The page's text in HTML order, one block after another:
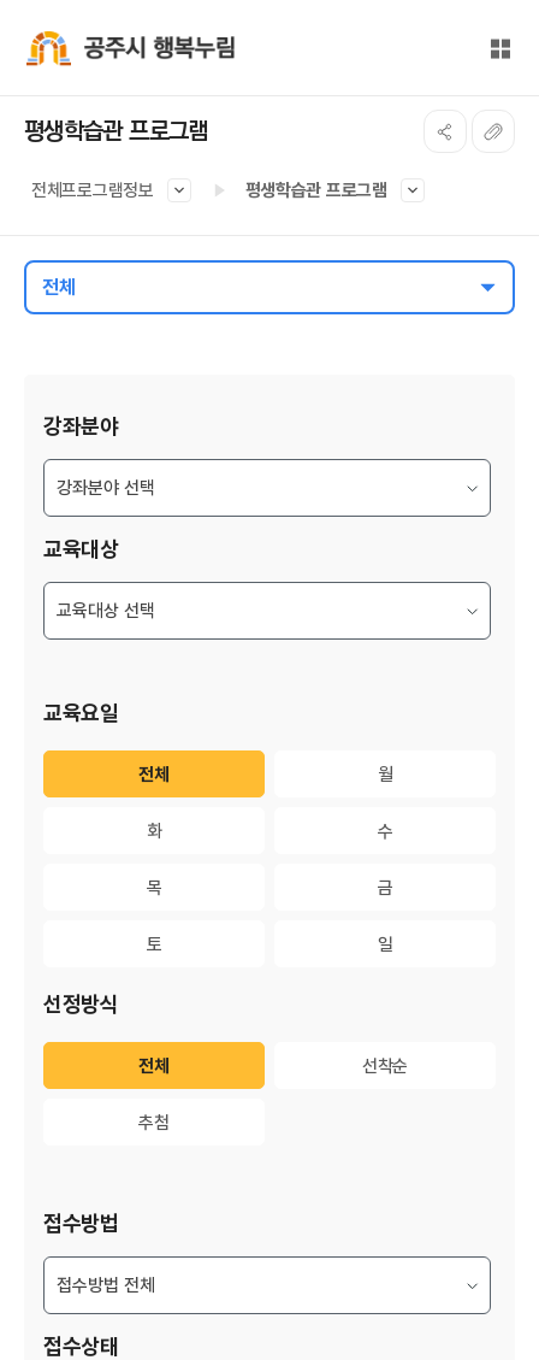
전체
평생학습관 프로그램
전체프로그램정보 평생학습관 프로그램
전체
강좌분야
교육대상
교육요일
전체 월
화 수
목 금
토 일
선정방식
전체 선착순
추첨
접수방법
접수상태